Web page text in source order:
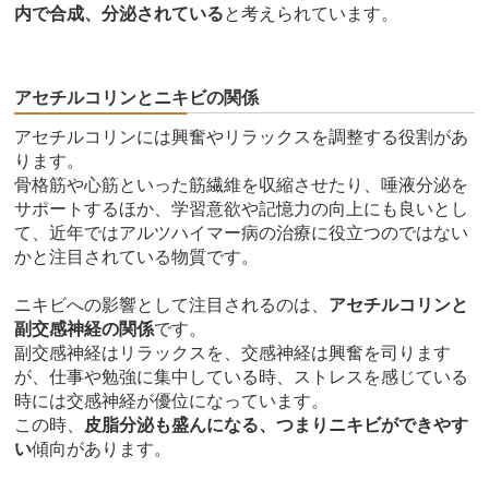
内で合成、分泌されていると考えられています。
アセチルコリンとニキビの関係
アセチルコリンには興奮やリラックスを調整する役割があ
ります。
骨格筋や心筋といった筋繊維を収縮させたり、唾液分泌を
サポートするほか、学習意欲や記憶力の向上にも良いとし
て、近年ではアルツハイマー病の治療に役立つのではない
かと注目されている物質です。
ニキビへの影響として注目されるのは、 アセチルコリンと
副交感神経の関係です。
副交感神経はリラックスを、交感神経は興奮を司ります
が、仕事や勉強に集中している時、ストレスを感じている
時には交感神経が優位になっています。
この時、 皮脂分泌も盛んになる、つまりニキビができやす
い傾向があります。